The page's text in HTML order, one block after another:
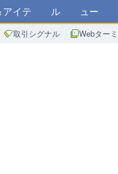
イデア アルゴ ニュース
取引シグナル Webター